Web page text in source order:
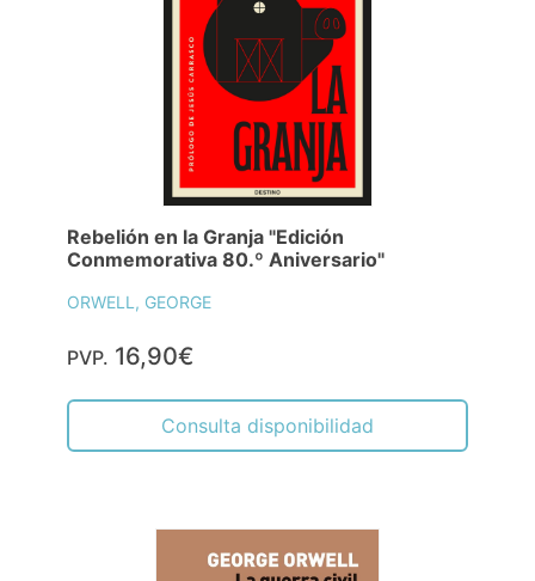
Rebelión en la Granja "Edición
Conmemorativa 80.º Aniversario"
ORWELL, GEORGE
PVP. 16,90€
Consulta disponibilidad